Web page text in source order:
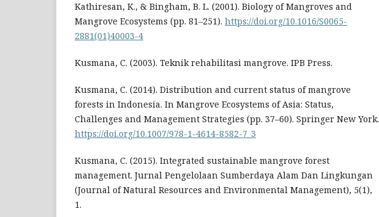
Kathiresan, K., & Bingham, B. L. (2001). Biology of Mangroves and
Mangrove Ecosystems (pp. 81–251). https://doi.org/10.1016/S0065-
2881(01)40003-4
Kusmana, C. (2003). Teknik rehabilitasi mangrove. IPB Press.
Kusmana, C. (2014). Distribution and current status of mangrove
forests in Indonesia. In Mangrove Ecosystems of Asia: Status,
Challenges and Management Strategies (pp. 37–60). Springer New York.
https://doi.org/10.1007/978-1-4614-8582-7_3
Kusmana, C. (2015). Integrated sustainable mangrove forest
management. Jurnal Pengelolaan Sumberdaya Alam Dan Lingkungan
(Journal of Natural Resources and Environmental Management), 5(1),
1.